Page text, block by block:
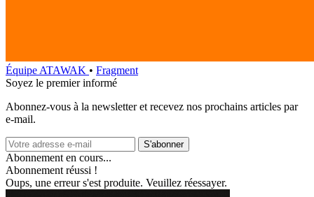
Équipe ATAWAK • Fragment
Soyez le premier informé
Abonnez‑vous à la newsletter et recevez nos prochains articles par
e‑mail.
S'abonner
Abonnement en cours...
Abonnement réussi !
Oups, une erreur s'est produite. Veuillez réessayer.